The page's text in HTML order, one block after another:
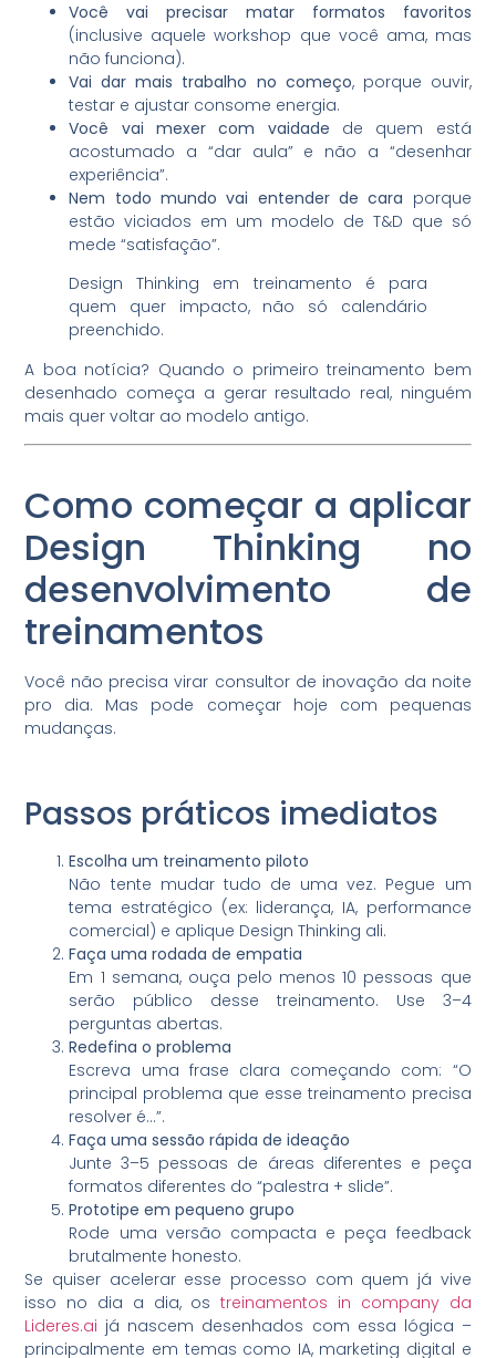
Você vai precisar matar formatos favoritos
(inclusive aquele workshop que você ama, mas
não funciona).
Vai dar mais trabalho no começo, porque ouvir,
testar e ajustar consome energia.
Você vai mexer com vaidade de quem está
acostumado a “dar aula” e não a “desenhar
experiência”.
Nem todo mundo vai entender de cara porque
estão viciados em um modelo de T&D que só
mede “satisfação”.
Design Thinking em treinamento é para
quem quer impacto, não só calendário
preenchido.
A boa notícia? Quando o primeiro treinamento bem
desenhado começa a gerar resultado real, ninguém
mais quer voltar ao modelo antigo.
Como começar a aplicar
Design Thinking no
desenvolvimento de
treinamentos
Você não precisa virar consultor de inovação da noite
pro dia. Mas pode começar hoje com pequenas
mudanças.
Passos práticos imediatos
Escolha um treinamento piloto
Não tente mudar tudo de uma vez. Pegue um
tema estratégico (ex: liderança, IA, performance
comercial) e aplique Design Thinking ali.
Faça uma rodada de empatia
Em 1 semana, ouça pelo menos 10 pessoas que
serão público desse treinamento. Use 3–4
perguntas abertas.
Redefina o problema
Escreva uma frase clara começando com: “O
principal problema que esse treinamento precisa
resolver é…”.
Faça uma sessão rápida de ideação
Junte 3–5 pessoas de áreas diferentes e peça
formatos diferentes do “palestra + slide”.
Prototipe em pequeno grupo
Rode uma versão compacta e peça feedback
brutalmente honesto.
Se quiser acelerar esse processo com quem já vive
isso no dia a dia, ostreinamentos in company da
Lideres.ai já nascem desenhados com essa lógica –
principalmente em temas como IA, marketing digital e